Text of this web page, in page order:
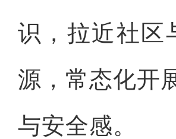
识，拉近社区
源，常态化开
与安全感。